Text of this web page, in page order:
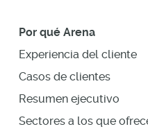
Por qué Arena
Experiencia del cliente
Casos de clientes
Resumen ejecutivo
Sectores a los que